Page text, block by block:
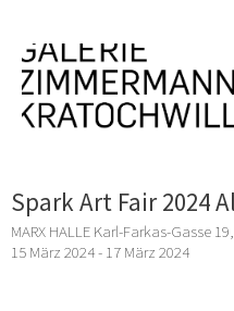
Spark Art Fair 2024
MARX HALLE Karl-Farkas-Gasse
15 März 2024 - 17 März 2024